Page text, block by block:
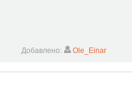
Добавлено: Ole_Einar